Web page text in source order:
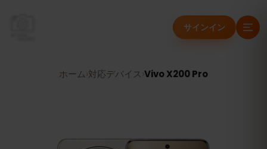
サインイン
ホーム 対応デバイス Vivo X200 Pro